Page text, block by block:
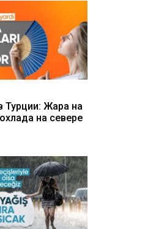
Турции: Жара на
на севере